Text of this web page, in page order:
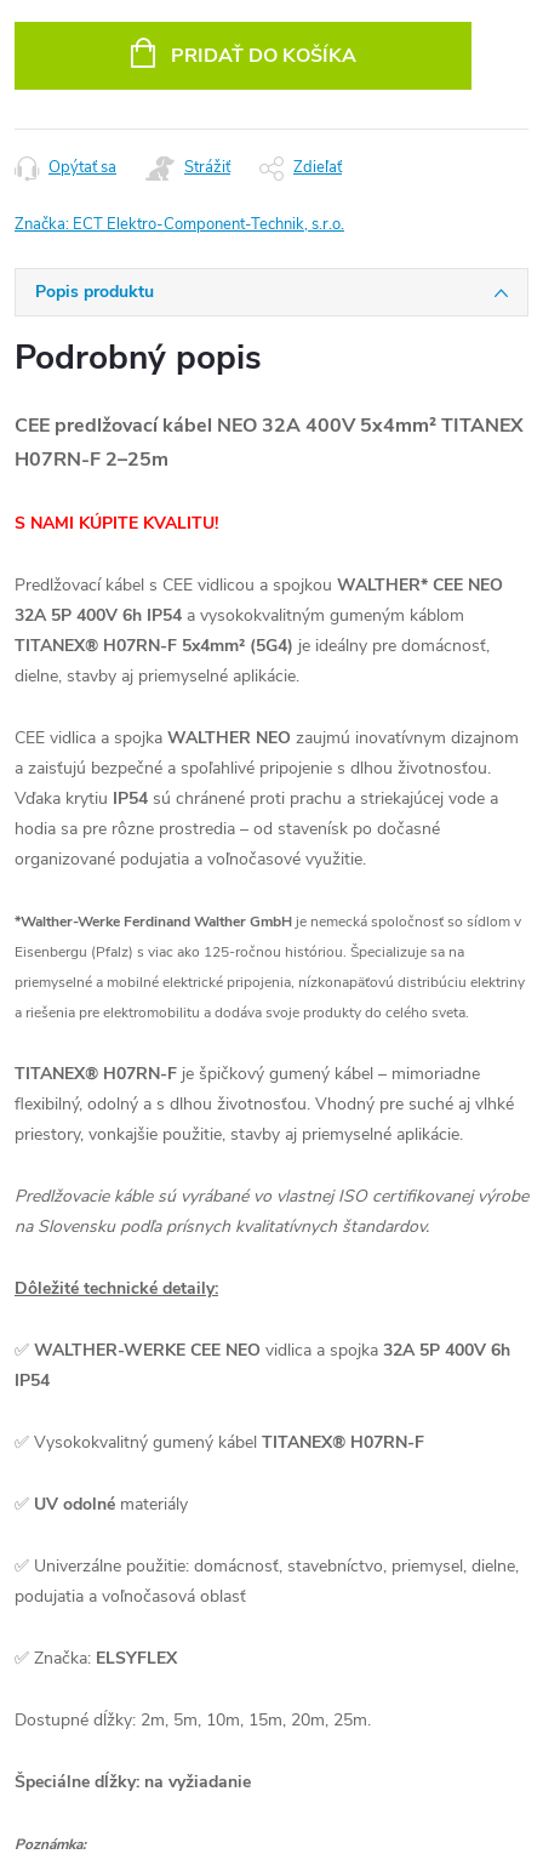
PRIDAŤ DO KOŠÍKA
Opýtať sa Strážiť Zdieľať
Značka: ECT Elektro-Component-Technik, s.r.o.
Popis produktu
Podrobný popis
CEE predlžovací kábel NEO 32A 400V 5x4mm² TITANEX
H07RN-F 2–25m
S NAMI KÚPITE KVALITU!
Predlžovací kábel s CEE vidlicou a spojkou WALTHER* CEE NEO
32A 5P 400V 6h IP54 a vysokokvalitným gumeným káblom
TITANEX® H07RN-F 5x4mm² (5G4) je ideálny pre domácnosť,
dielne, stavby aj priemyselné aplikácie.
CEE vidlica a spojka WALTHER NEO zaujmú inovatívnym dizajnom
a zaisťujú bezpečné a spoľahlivé pripojenie s dlhou životnosťou.
Vďaka krytiu IP54 sú chránené proti prachu a striekajúcej vode a
hodia sa pre rôzne prostredia – od stavenísk po dočasné
organizované podujatia a voľnočasové využitie.
*Walther-Werke Ferdinand Walther GmbHje nemecká spoločnosť so sídlom v
Eisenbergu (Pfalz) s viac ako 125-ročnou históriou. Špecializuje sa na
priemyselné a mobilné elektrické pripojenia, nízkonapäťovú distribúciu elektriny
a riešenia pre elektromobilitu a dodáva svoje produkty do celého sveta.
TITANEX® H07RN-F je špičkový gumený kábel – mimoriadne
flexibilný, odolný a s dlhou životnosťou. Vhodný pre suché aj vlhké
priestory, vonkajšie použitie, stavby aj priemyselné aplikácie.
Predlžovacie káble sú vyrábané vo vlastnej ISO certifikovanej výrobe
na Slovensku podľa prísnych kvalitatívnych štandardov.
Dôležité technické detaily:
✅ WALTHER-WERKE CEE NEO vidlica a spojka 32A 5P 400V 6h
IP54
✅ Vysokokvalitný gumený kábel TITANEX® H07RN-F
✅ UV odolné materiály
✅ Univerzálne použitie: domácnosť, stavebníctvo, priemysel, dielne,
podujatia a voľnočasová oblasť
✅ Značka: ELSYFLEX
Dostupné dĺžky: 2m, 5m, 10m, 15m, 20m, 25m.
Špeciálne dĺžky: na vyžiadanie
Poznámka: